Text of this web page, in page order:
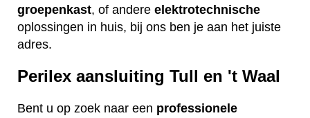
groepenkast, of andere elektrotechnische
oplossingen in huis, bij ons ben je aan het juiste
adres.
Perilex aansluiting Tull en 't Waal
Bent u op zoek naar een professionele